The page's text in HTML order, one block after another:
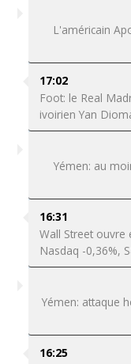
L'américain
17:02
Foot: le Real
ivoirien Yan
Yémen: au
16:31
Wall Street ouvre
Nasdaq -0,36%,
Yémen: attaque
16:25